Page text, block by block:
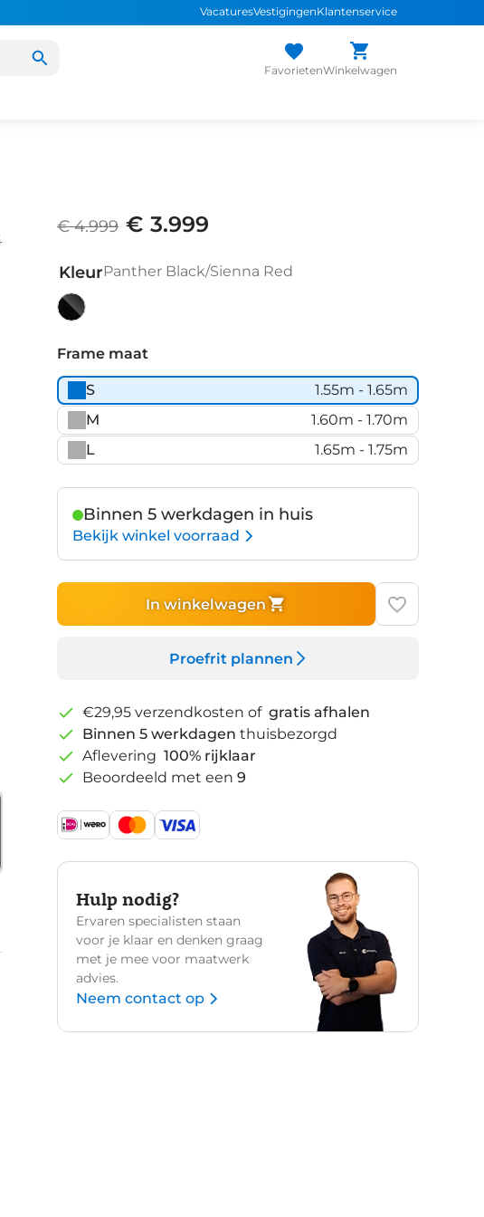
VacaturesVestigingenKlantenservice
FavorietenWinkelwagen
€ 4.999 € 3.999
KleurPanther Black/Sienna Red
Black/Sienna
Red
Frame maat
S
1.55m - 1.65m
M
1.60m - 1.70m
L
1.65m - 1.75m
Binnen 5 werkdagen in huis
Bekijk winkel voorraad
In winkelwagen
Proefrit plannen
€29,95 verzendkosten of gratis afhalen
Binnen 5 werkdagen thuisbezorgd
Aflevering 100% rijklaar
Beoordeeld met een 9
Hulp nodig?
Ervaren specialisten staan
voor je klaar en denken graag
met je mee voor maatwerk
advies.
Neem contact op